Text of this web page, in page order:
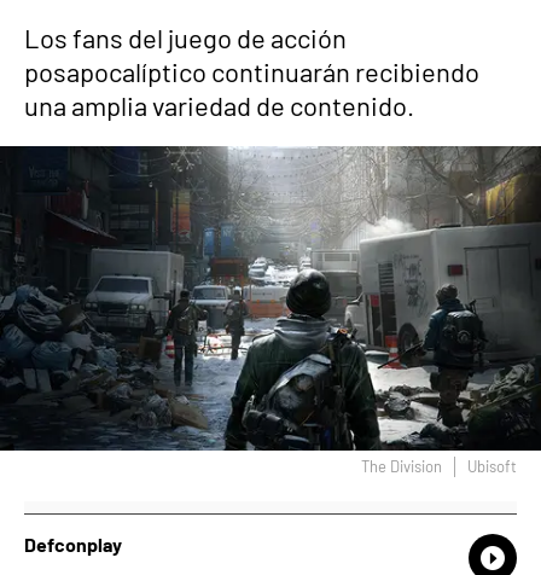
Los fans del juego de acción
posapocalíptico continuarán recibiendo
una amplia variedad de contenido.
The Division Ubisoft
Defconplay